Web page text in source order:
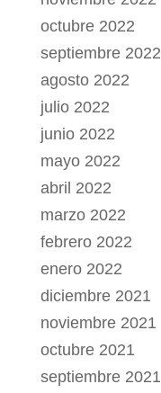
octubre 2022
septiembre 2022
agosto 2022
julio 2022
junio 2022
mayo 2022
abril 2022
marzo 2022
febrero 2022
enero 2022
diciembre 2021
noviembre 2021
octubre 2021
septiembre 2021